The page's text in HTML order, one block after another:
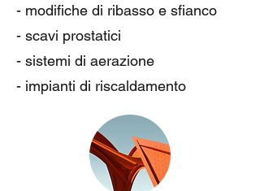
- modifiche di ribasso e sfianco
- scavi prostatici
- sistemi di aerazione
- impianti di riscaldamento